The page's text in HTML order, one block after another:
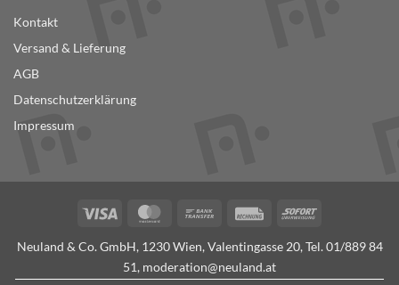
Kontakt
Versand & Lieferung
AGB
Datenschutzerklärung
Impressum
Visa MasterCardBank
RechungSofort
Neuland & Co. GmbH, 1230 Wien, Valentingasse 20, Tel. 01/889 84
51, moderation@neuland.at